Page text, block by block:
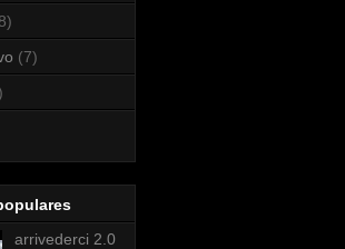
(7)
arrivederci 2.0